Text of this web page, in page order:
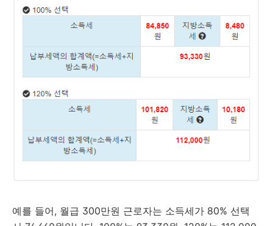
예를 들어, 월급 300만원 근로자는 소득세가 80% 선택